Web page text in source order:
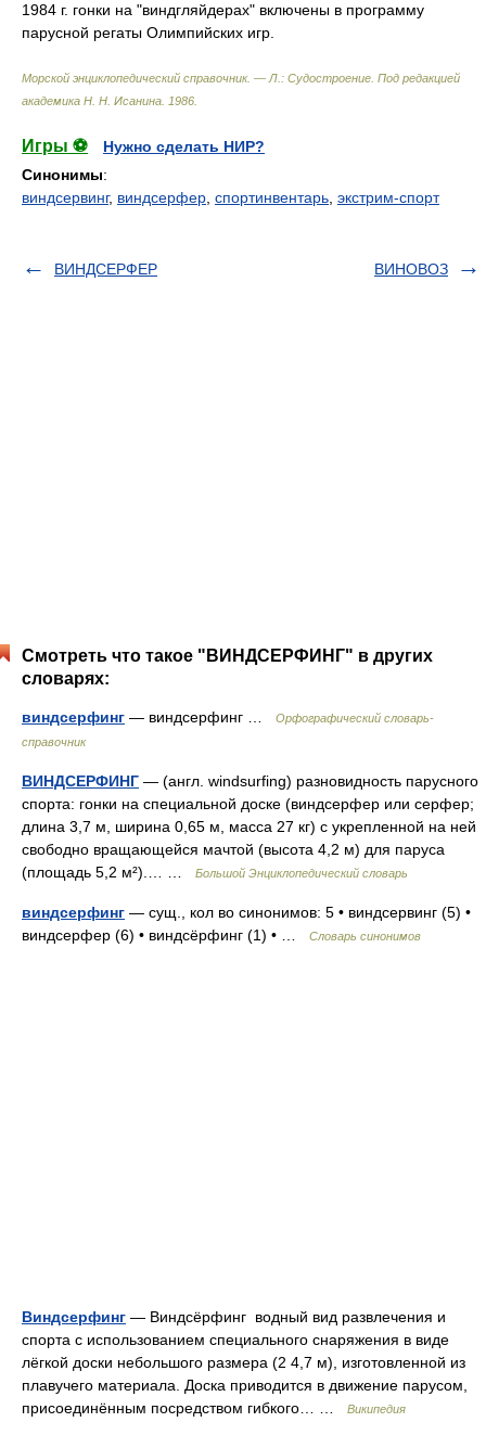
1984 г. гонки на "виндгляйдерах" включены в программу
парусной регаты Олимпийских игр.
Морской энциклопедический справочник. — Л.: Судостроение Под редакцией
академика Н. Н. Исанина 1986
Игры ⚽
Нужно сделать НИР?
Синонимы:
виндсервинг, виндсерфер спортинвентарь экстрим-спорт
ВИНДСЕРФЕР ВИНОВОЗ
Смотреть что такое "ВИНДСЕРФИНГ" в других
словарях:
виндсерфинг — виндсерфинг …
Орфографический словарь-
справочник
ВИНДСЕРФИНГ — (англ. windsurfing) разновидность парусного
спорта: гонки на специальной доске (виндсерфер или серфер;
длина 3,7 м, ширина 0,65 м, масса 27 кг) с укрепленной на ней
свободно вращающейся мачтой (высота 4,2 м) для паруса
(площадь 5,2 м²).… …
Большой Энциклопедический словарь
виндсерфинг — сущ., кол во синонимов: 5 • виндсервинг (5) •
виндсерфер (6) • виндсёрфинг (1) • …
Словарь синонимов
Виндсерфинг — Виндсёрфинг водный вид развлечения и
спорта с использованием специального снаряжения в виде
лёгкой доски небольшого размера (2 4,7 м), изготовленной из
плавучего материала. Доска приводится в движение парусом,
присоединённым посредством гибкого… …
Википедия